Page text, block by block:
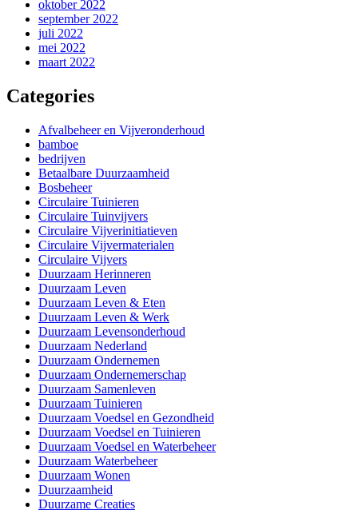
oktober 2022
september 2022
juli 2022
mei 2022
maart 2022
Categories
Afvalbeheer en Vijveronderhoud
bamboe
bedrijven
Betaalbare Duurzaamheid
Bosbeheer
Circulaire Tuinieren
Circulaire Tuinvijvers
Circulaire Vijverinitiatieven
Circulaire Vijvermaterialen
Circulaire Vijvers
Duurzaam Herinneren
Duurzaam Leven
Duurzaam Leven & Eten
Duurzaam Leven & Werk
Duurzaam Levensonderhoud
Duurzaam Nederland
Duurzaam Ondernemen
Duurzaam Ondernemerschap
Duurzaam Samenleven
Duurzaam Tuinieren
Duurzaam Voedsel en Gezondheid
Duurzaam Voedsel en Tuinieren
Duurzaam Voedsel en Waterbeheer
Duurzaam Waterbeheer
Duurzaam Wonen
Duurzaamheid
Duurzame Creaties